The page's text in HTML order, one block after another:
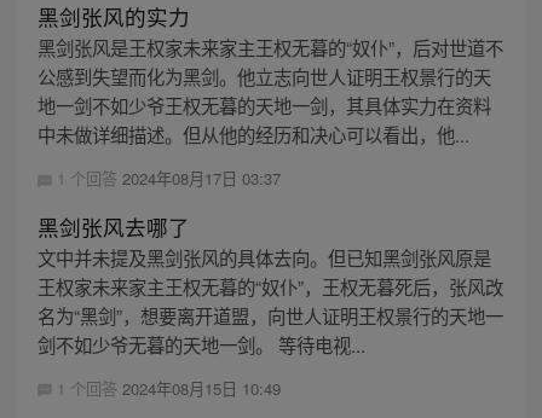
黑剑张风的实力
黑剑张风是王权家未来家主王权无暮的“奴仆”，后对世道不
公感到失望而化为黑剑。他立志向世人证明王权景行的天
地一剑不如少爷王权无暮的天地一剑，其具体实力在资料
中未做详细描述。但从他的经历和决心可以看出，他...
1 个回答 2024年08月17日 03:37
黑剑张风去哪了
文中并未提及黑剑张风的具体去向。但已知黑剑张风原是
王权家未来家主王权无暮的“奴仆”，王权无暮死后，张风改
名为“黑剑”，想要离开道盟，向世人证明王权景行的天地一
剑不如少爷无暮的天地一剑。 等待电视...
1 个回答 2024年08月15日 10:49